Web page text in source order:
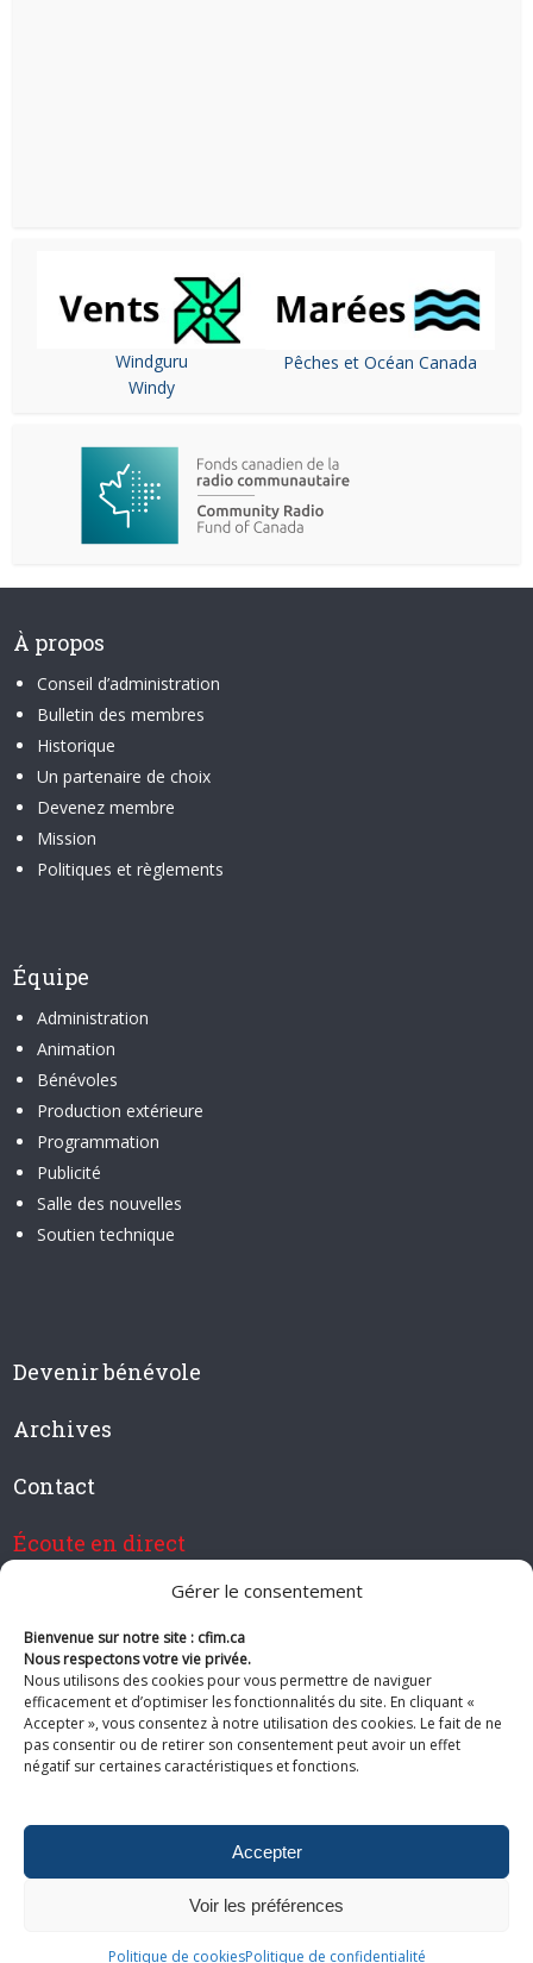
Gérer le consentement
Bienvenue sur notre site : cfim.ca
Nous respectons votre vie privée.
Nous utilisons des cookies pour vous permettre de naviguer
efficacement et d’optimiser les fonctionnalités du site. En cliquant «
Accepter », vous consentez à notre utilisation des cookies. Le fait de ne
pas consentir ou de retirer son consentement peut avoir un effet
négatif sur certaines caractéristiques et fonctions.
Accepter
Voir les préférences
Politique de cookiesPolitique de confidentialité
Windguru
Windy
Pêches et Océan Canada
À propos
Conseil d’administration
Bulletin des membres
Historique
Un partenaire de choix
Devenez membre
Mission
Politiques et règlements
Équipe
Administration
Animation
Bénévoles
Production extérieure
Programmation
Publicité
Salle des nouvelles
Soutien technique
Devenir bénévole
Archives
Contact
Écoute en direct
Devenir membre de CFIM
Suivez-nous
du site